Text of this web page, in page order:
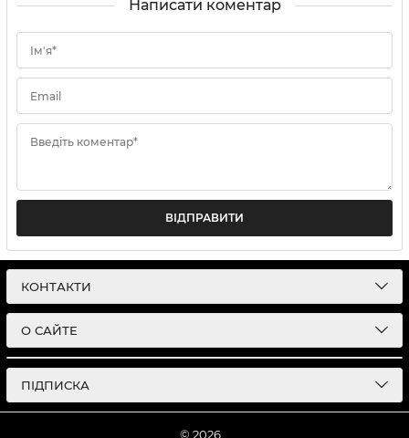
Написати коментар
Ім'я*
Email
Введіть коментар*
ВІДПРАВИТИ
КОНТАКТИ
О САЙТЕ
ПІДПИСКА
© 2026